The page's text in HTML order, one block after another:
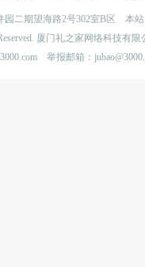
园二期望海路2号302室B区 本
厦门礼之家网络科技
举报邮箱：